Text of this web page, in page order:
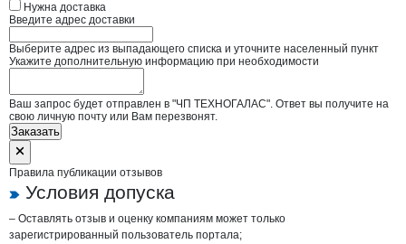
Нужна доставка
Введите адрес доставки
Выберите адрес из выпадающего списка и уточните населенный пункт
Укажите дополнительную информацию при необходимости
Ваш запрос будет отправлен в "ЧП ТЕХНОГАЛАС". Ответ вы получите на
свою личную почту или Вам перезвонят.
Заказать
Правила публикации отзывов
Условия допуска
– Оставлять отзыв и оценку компаниям может только
зарегистрированный пользователь портала;